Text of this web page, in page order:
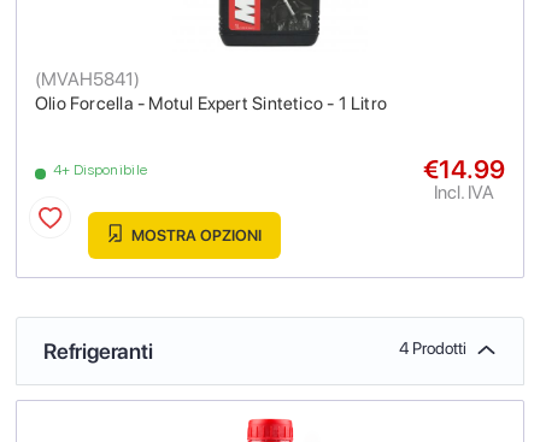
Olio Forcella - Motul Expert Sintetico - 1 Litro
(MVAH5841)
4+ Disponibile €14.99
Incl. IVA
MOSTRA OPZIONI
Refrigeranti 4 Prodotti